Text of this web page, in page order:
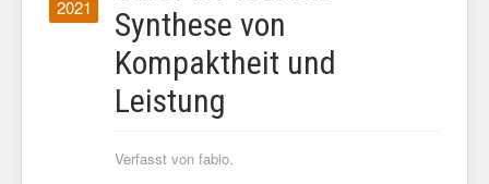
2021
Synthese von
Kompaktheit und
Leistung
Verfasst von fabio.